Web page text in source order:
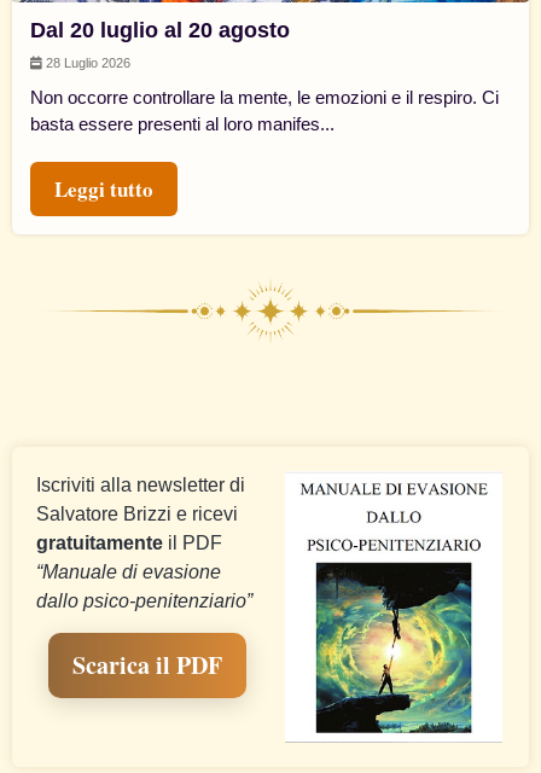
Dal 20 luglio al 20 agosto
28 Luglio 2026
Non occorre controllare la mente, le emozioni e il respiro. Ci
basta essere presenti al loro manifes...
Leggi tutto
Iscriviti alla newsletter di
Salvatore Brizzi e ricevi
gratuitamente il PDF
“Manuale di evasione
dallo psico-penitenziario”
Scarica il PDF